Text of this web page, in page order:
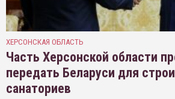
ХЕРСОНСКАЯ ОБЛАСТЬ
Часть Херсонской области
передать Беларуси для
санаториев